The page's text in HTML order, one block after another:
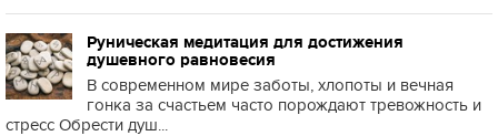
Руническая медитация для достижения
душевного равновесия
В современном мире заботы, хлопоты и вечная
гонка за счастьем часто порождают тревожность и
стресс Обрести душ...